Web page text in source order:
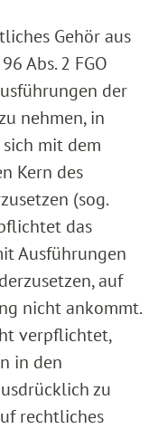
Gehör aus
Abs. 2 FGO
der
nehmen, in
mit dem
Kern des
(sog.
das
Ausführungen
auf
nicht ankommt.
verpflichtet,
in den
zu
rechtliches